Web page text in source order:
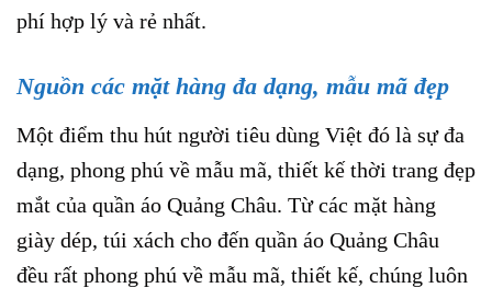
phí hợp lý và rẻ nhất.
Nguồn các mặt hàng đa dạng, mẫu mã đẹp
Một điểm thu hút người tiêu dùng Việt đó là sự đa
dạng, phong phú về mẫu mã, thiết kế thời trang đẹp
mắt của quần áo Quảng Châu. Từ các mặt hàng
giày dép, túi xách cho đến quần áo Quảng Châu
đều rất phong phú về mẫu mã, thiết kế, chúng luôn